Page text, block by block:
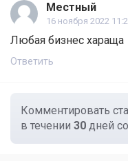
Местный
16 ноября 2022
Любая бизнес хараща
Ответить
Комментировать
в течении 30 дней